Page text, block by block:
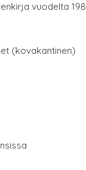
vuodelta
(kovakantinen)